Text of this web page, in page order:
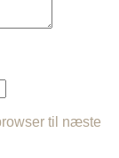
til næste